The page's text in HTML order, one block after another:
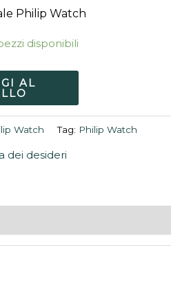
Philip Watch
disponibili
AL
Watch Tag: Philip Watch
dei desideri